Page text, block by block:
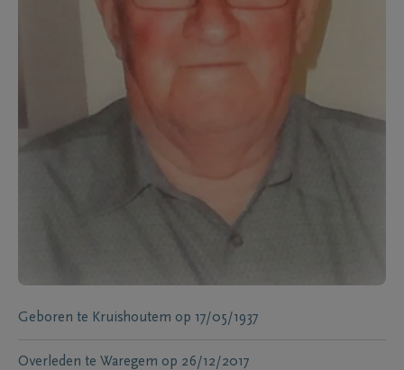
Geboren te Kruishoutem op 17/05/1937
Overleden te Waregem op 26/12/2017